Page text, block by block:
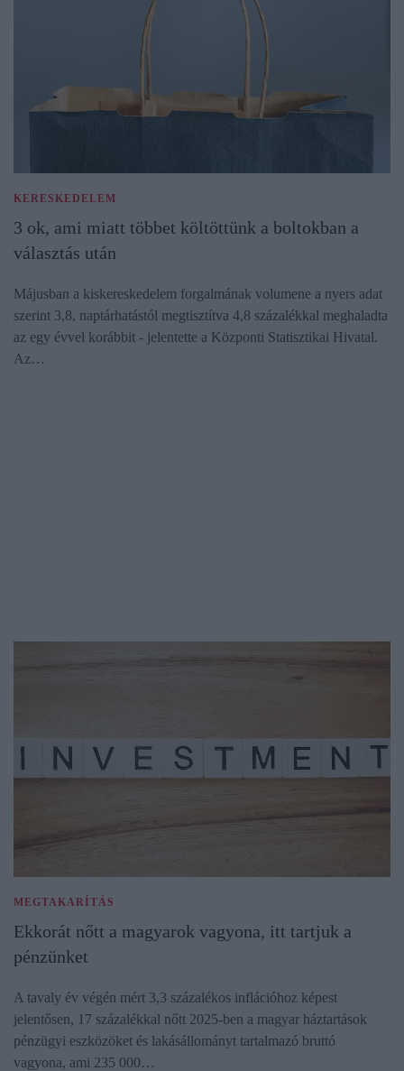
KERESKEDELEM
3 ok, ami miatt többet költöttünk a boltokban a
választás után
Májusban a kiskereskedelem forgalmának volumene a nyers adat
szerint 3,8, naptárhatástól megtisztítva 4,8 százalékkal meghaladta
az egy évvel korábbit - jelentette a Központi Statisztikai Hivatal.
Az…
MEGTAKARÍTÁS
Ekkorát nőtt a magyarok vagyona, itt tartjuk a
pénzünket
A tavaly év végén mért 3,3 százalékos inflációhoz képest
jelentősen, 17 százalékkal nőtt 2025-ben a magyar háztartások
pénzügyi eszközöket és lakásállományt tartalmazó bruttó
vagyona, ami 235 000…